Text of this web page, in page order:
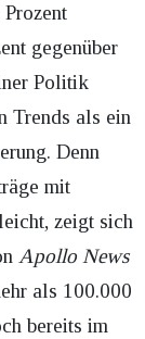
gegenüber
Politik
Trends als ein
Denn
mit
zeigt sich
Apollo News
als 100.000
bereits im